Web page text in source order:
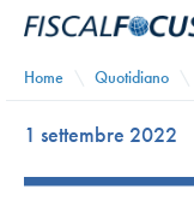
Home Quotidiano
1 settembre 2022